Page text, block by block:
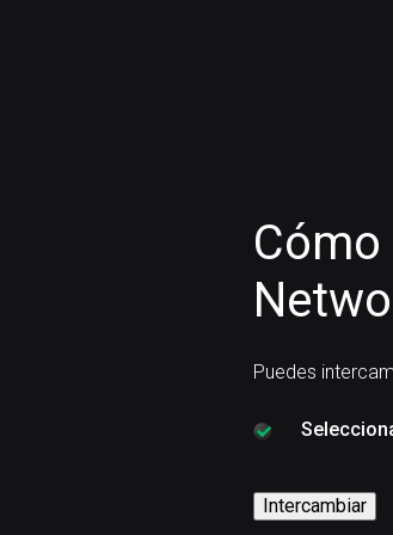
Puedes
Intercambiar